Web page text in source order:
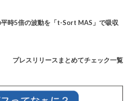
時5倍の波動を「t-Sort MAS」で吸収
プレスリリースまとめてチェック一覧